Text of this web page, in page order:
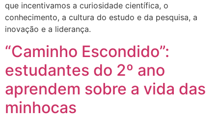
que incentivamos a curiosidade científica, o
conhecimento, a cultura do estudo e da pesquisa, a
inovação e a liderança.
“Caminho Escondido”:
estudantes do 2º ano
aprendem sobre a vida das
minhocas